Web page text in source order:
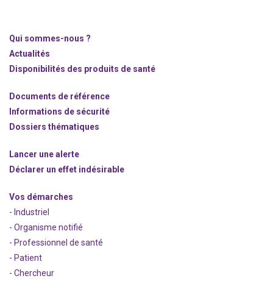
Qui sommes-nous ?
Actualités
Disponibilités des produits de santé
Documents de référence
Informations de sécurité
Dossiers thématiques
Lancer une alerte
Déclarer un effet indésirable
Vos démarches
- Industriel
- Organisme notifié
- Professionnel de santé
- Patient
- Chercheur